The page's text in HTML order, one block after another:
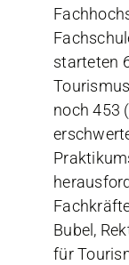
starteten
noch 453
Bubel,
für